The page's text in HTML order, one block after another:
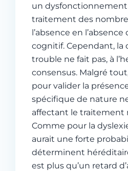
un
traitement des
l’absence en
cognitif. Cependant, la
trouble ne fait pas, à
consensus. Malgré
pour valider la
spécifique de nature
affectant le traitement
Comme pour la
aurait une forte
déterminent
est plus qu’un retard